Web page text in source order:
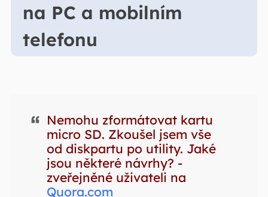
na PC a mobilním
telefonu
Nemohu zformátovat kartu
micro SD. Zkoušel jsem vše
od diskpartu po utility. Jaké
jsou některé návrhy? -
zveřejněné uživateli na
Quora.com